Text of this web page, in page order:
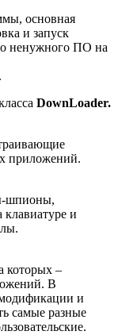
основная
и запуск
ненужного ПО на
DownLoader.
приложений.
шпионы,
и
которых –
В
и
самые разные